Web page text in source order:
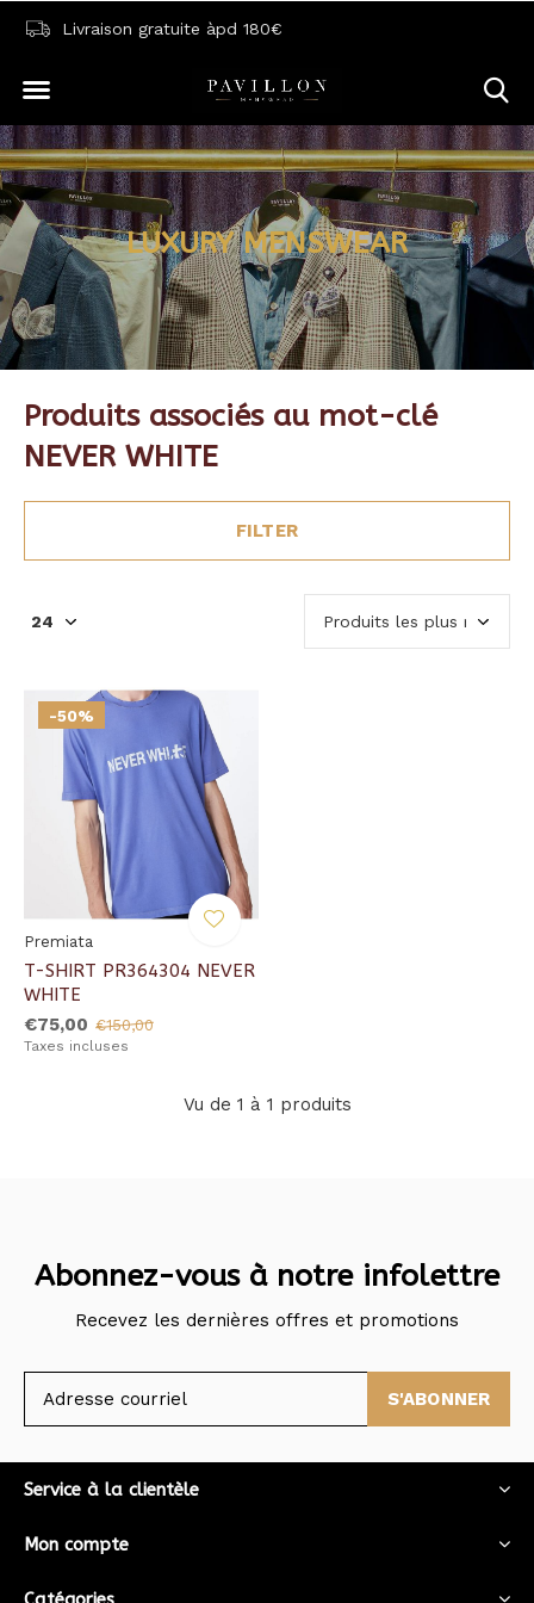
Livraison gratuite àpd 180€
LUXURY MENSWEAR
Produits associés au mot-clé
NEVER WHITE
FILTER
-50%
Premiata
T-SHIRT PR364304 NEVER
WHITE
€75,00 €150,00
Taxes incluses
Vu de 1 à 1 produits
Abonnez-vous à notre infolettre
Recevez les dernières offres et promotions
S'ABONNER
Service à la clientèle
Mon compte